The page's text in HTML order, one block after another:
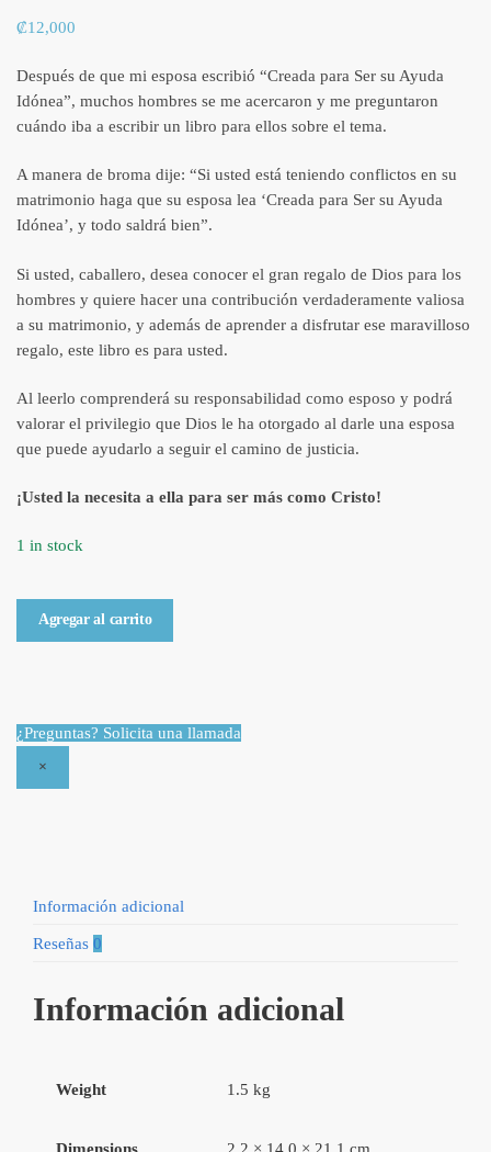
₡12,000
Después de que mi esposa escribió “Creada para Ser su Ayuda
Idónea”, muchos hombres se me acercaron y me preguntaron
cuándo iba a escribir un libro para ellos sobre el tema.
A manera de broma dije: “Si usted está teniendo conflictos en su
matrimonio haga que su esposa lea ‘Creada para Ser su Ayuda
Idónea’, y todo saldrá bien”.
Si usted, caballero, desea conocer el gran regalo de Dios para los
hombres y quiere hacer una contribución verdaderamente valiosa
a su matrimonio, y además de aprender a disfrutar ese maravilloso
regalo, este libro es para usted.
Al leerlo comprenderá su responsabilidad como esposo y podrá
valorar el privilegio que Dios le ha otorgado al darle una esposa
que puede ayudarlo a seguir el camino de justicia.
¡Usted la necesita a ella para ser más como Cristo!
1 in stock
Libro
ayuda
idónea
Agregar al carrito
¿Preguntas? Solicita una llamada
×
Información adicional
Reseñas 0
Información adicional
Weight 1.5 kg